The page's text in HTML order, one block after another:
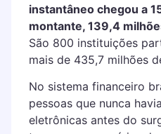
instantâneo chegou a
montante, 139,4
São 800 instituições
mais de 435,7 milhões
No sistema financeiro
pessoas que nunca
eletrônicas antes do